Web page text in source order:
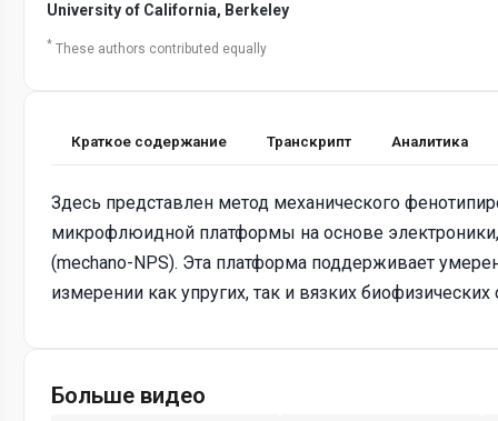
University of California, Berkeley
* These authors contributed equally
Краткое содержание Транскрипт Аналитика
Здесь представлен метод механического
микрофлюидной платформы на основе
(mechano-NPS). Эта платформа поддерживает
измерении как упругих, так и вязких биофизических
Больше видео